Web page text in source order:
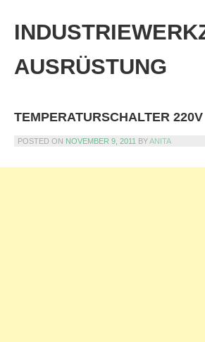
content
AUSRÜSTUNG
TEMPERATURSCHALTER 220V
POSTED ON NOVEMBER 9, 2011 BYANITA